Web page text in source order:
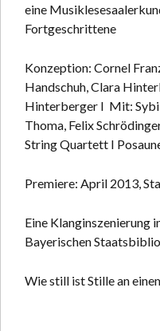
eine
Fortgeschrittene
Konzeption: Cornel
Handschuh, Clara
Hinterberger I Mit:
Thoma, Felix
String Quartett I
Premiere: April 2013,
Eine Klanginszenierung
Bayerischen
Wie still ist Stille an